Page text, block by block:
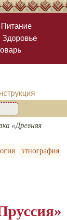
Питание
Здоровье
«Древняя
этнография